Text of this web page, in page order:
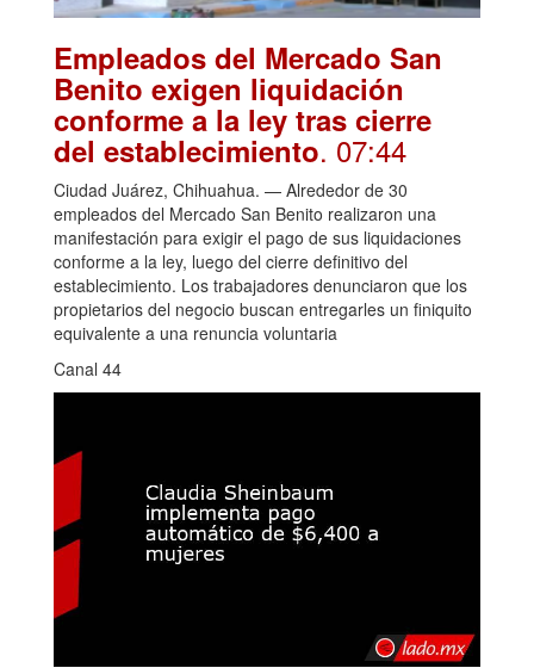
Empleados del Mercado San
Benito exigen liquidación
conforme a la ley tras cierre
del establecimiento. 07:44
Ciudad Juárez, Chihuahua. — Alrededor de 30
empleados del Mercado San Benito realizaron una
manifestación para exigir el pago de sus liquidaciones
conforme a la ley, luego del cierre definitivo del
establecimiento. Los trabajadores denunciaron que los
propietarios del negocio buscan entregarles un finiquito
equivalente a una renuncia voluntaria
Canal 44